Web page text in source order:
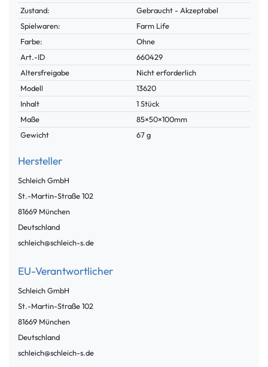
Zustand:
Gebraucht - Akzeptabel
Spielwaren:
Farm Life
Farbe:
Ohne
Technisches
Merkmal
Wert
Art.-ID
660429
Altersfreigabe
Nicht erforderlich
Modell
13620
Inhalt
1 Stück
Maße
85×50×100mm
Gewicht
67 g
Hersteller
Schleich GmbH
St.-Martin-Straße102
81669 München
Deutschland
schleich@schleich-s.de
EU-Verantwortlicher
Schleich GmbH
St.-Martin-Straße102
81669 München
Deutschland
schleich@schleich-s.de